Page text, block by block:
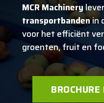
MCR Machinery
transportbandenin
voor het efficiënt
groenten, fruit en